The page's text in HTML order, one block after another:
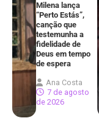
Milena lança
“Perto Estás”,
canção que
testemunha a
fidelidade de
Deus em tempo
de espera
Ana Costa
7 de agosto
de 2026